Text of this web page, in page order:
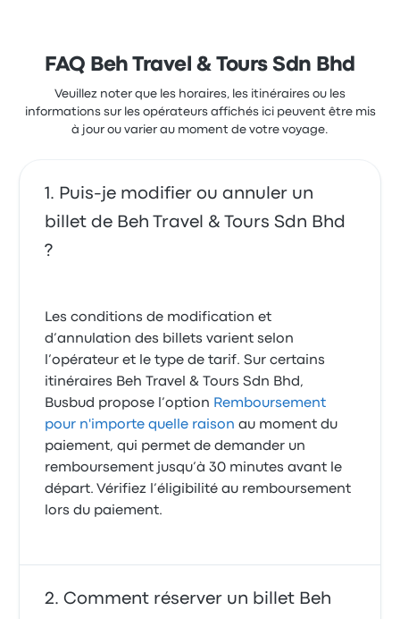
FAQ Beh Travel & Tours Sdn Bhd
Veuillez noter que les horaires, les itinéraires ou les
informations sur les opérateurs affichés ici peuvent être mis
à jour ou varier au moment de votre voyage.
Puis-je modifier ou annuler un
billet de Beh Travel & Tours Sdn Bhd
?
Les conditions de modification et
d’annulation des billets varient selon
l’opérateur et le type de tarif. Sur certains
itinéraires Beh Travel & Tours Sdn Bhd,
Busbud propose l’option Remboursement
pour n'importe quelle raison au moment du
paiement, qui permet de demander un
remboursement jusqu’à 30 minutes avant le
départ. Vérifiez l’éligibilité au remboursement
lors du paiement.
Comment réserver un billet Beh